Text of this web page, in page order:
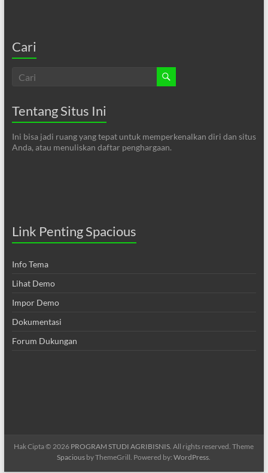
Cari
Tentang Situs Ini
Ini bisa jadi ruang yang tepat untuk memperkenalkan diri dan situs
Anda, atau menuliskan daftar penghargaan.
Link Penting Spacious
Info Tema
Lihat Demo
Impor Demo
Dokumentasi
Forum Dukungan
Hak Cipta © 2026 PROGRAM STUDI AGRIBISNIS. All rights reserved. Theme
Spacious by ThemeGrill. Powered by:WordPress.